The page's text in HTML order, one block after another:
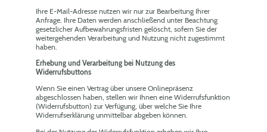
Ihre E-Mail-Adresse nutzen wir nur zur Bearbeitung Ihrer
Anfrage. Ihre Daten werden anschließend unter Beachtung
gesetzlicher Aufbewahrungsfristen gelöscht, sofern Sie der
weitergehenden Verarbeitung und Nutzung nicht zugestimmt
haben.
Erhebung und Verarbeitung bei Nutzung des
Widerrufsbuttons
Wenn Sie einen Vertrag über unsere Onlinepräsenz
abgeschlossen haben, stellen wir Ihnen eine Widerrufsfunktion
(Widerrufsbutton) zur Verfügung, über welche Sie Ihre
Widerrufserklärung unmittelbar abgeben können.